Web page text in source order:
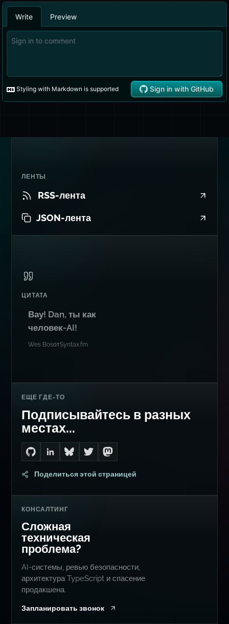
ЛЕНТЫ
RSS-лента
JSON-лента
ЦИТАТА
Вау! Dan, ты как
человек-AI!
Wes BosотSyntax.fm
ЕЩЕ ГДЕ-ТО
Подписывайтесь в разных
местах...
Go to Dan's GitHub
Connect with me on LinkedIn
Follow me on Bluesky
Follow me on Twitter
Follow me on Mastodon
Поделиться этой страницей
КОНСАЛТИНГ
Сложная
техническая
проблема?
AI-системы, ревью безопасности,
архитектура TypeScript и спасение
продакшена.
Запланировать звонок